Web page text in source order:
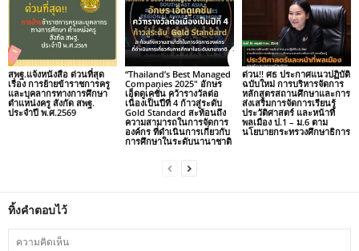
สพฐ.แจ้งหนังสือ ด่วนที่สุด
เรื่อง การย้ายข้าราชการครู
และบุคลากรทางการศึกษา
ตำแหน่งครู สังกัด สพฐ.
ประจำปี พ.ศ.2569
“Thailand’s Best Managed
Companies 2025″ อักษร
เอ็ดดูเคชั่น คว้ารางวัลต่อ
เนื่องเป็นปีที่ 4 ก้าวสู่ระดับ
Gold Standard สะท้อนถึง
ความสามารถในการจัดการ
องค์กร ที่ดำเนินการเกี่ยวกับ
การศึกษาในระดับนานาชาติ
ด่วน!! ศธ ประกาศแนวปฏิบัติ
ฉบับใหม่ การบริหารจัดการ
หลักสูตรสถานศึกษาและการ
ส่งเสริมการจัดการเรียนรู้
ประวัติศาสตร์ และหน้าที่
พลเมือง ป.1 – ม.6 ตาม
นโยบายกระทรวงศึกษาธิการ
ทิ้งคำตอบไว้